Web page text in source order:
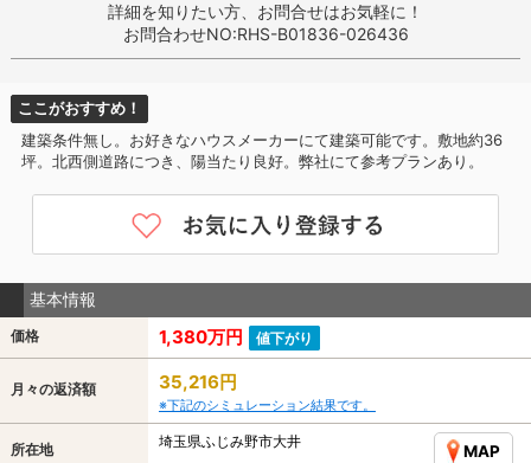
詳細を知りたい方、お問合せはお気軽に！
お問合わせNO:RHS-B01836-026436
ここがおすすめ！
建築条件無し。お好きなハウスメーカーにて建築可能です。敷地約36
坪。北西側道路につき、陽当たり良好。弊社にて参考プランあり。
基本情報
価格 1,380万円 値下がり
月々の返済額 35,216円
※下記のシミュレーション結果です。
所在地 埼玉県ふじみ野市大井
MAP